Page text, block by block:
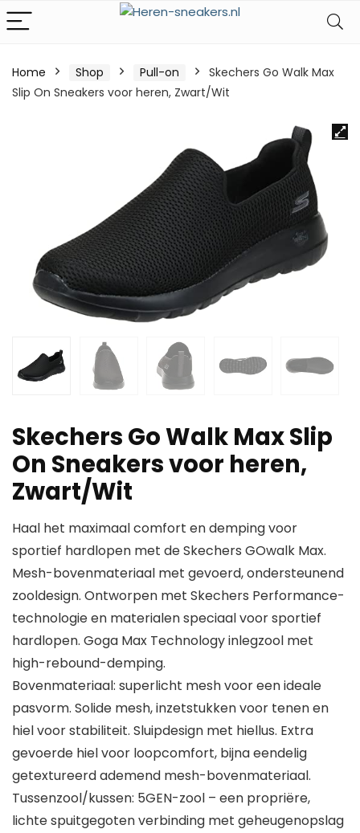
Home Shop Pull-on
Skechers Go Walk Max
Slip On Sneakers voor heren, Zwart/Wit
Skechers Go Walk Max Slip
On Sneakers voor heren,
Zwart/Wit
Haal het maximaal comfort en demping voor
sportief hardlopen met de Skechers GOwalk Max.
Mesh-bovenmateriaal met gevoerd, ondersteunend
zooldesign. Ontworpen met Skechers Performance-
technologie en materialen speciaal voor sportief
hardlopen. Goga Max Technology inlegzool met
high-rebound-demping.
Bovenmateriaal: superlicht mesh voor een ideale
pasvorm. Solide mesh, inzetstukken voor tenen en
hiel voor stabiliteit. Sluipdesign met hiellus. Extra
gevoerde hiel voor loopcomfort, bijna eendelig
getextureerd ademend mesh-bovenmateriaal.
Tussenzool/kussen: 5GEN-zool – een propriëre,
lichte spuitgegoten verbinding met geheugenopslag